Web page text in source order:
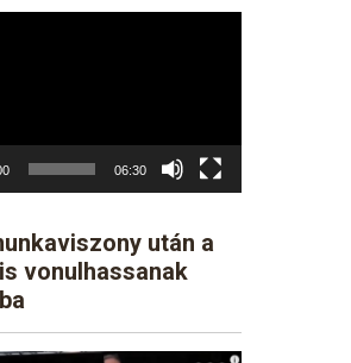
06:30
után a
vonulhassanak